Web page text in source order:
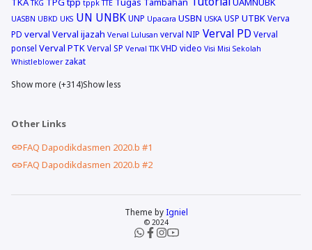
TKG tppk TTE
UASBN UBKD UKS UN UNBK UNP Upacara USBN USKA USP UTBK Verva
PD verval Verval ijazah Verval Lulusan verval NIP Verval PD Verval
ponsel Verval PTK Verval SP Verval TIK VHD video Visi Misi Sekolah
Whistleblower zakat
Show more (+314)Show less
Other Links
FAQ Dapodikdasmen 2020.b #1
FAQ Dapodikdasmen 2020.b #2
Theme by Igniel
© 2024